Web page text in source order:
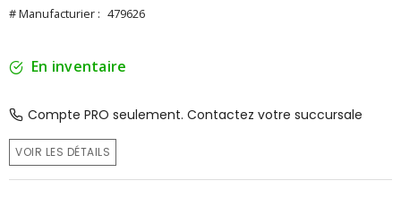
# Manufacturier : 479626
En inventaire
Compte PRO seulement. Contactez votre succursale
VOIR LES DÉTAILS